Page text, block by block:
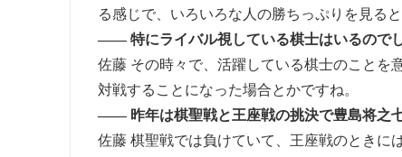
る感じで、いろいろな人の勝ちっぷりを見る
―― 特にライバル視している棋士はいるのでし
佐藤 その時々で、活躍している棋士のことを
対戦することになった場合とかですね。
―― 昨年は棋聖戦と王座戦の挑決で豊島将之
佐藤 棋聖戦では負けていて、王座戦のときに